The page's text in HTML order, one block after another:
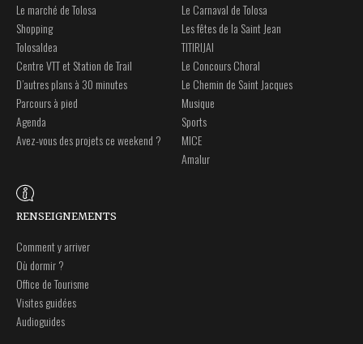
Le marché de Tolosa
Shopping
Tolosaldea
Centre VTT et Station de Trail
D’autres plans à 30 minutes
Parcours à pied
Agenda
Avez-vous des projets ce weekend ?
Le Carnaval de Tolosa
Les fêtes de la Saint Jean
TITIRIJAI
Le Concours Choral
Le Chemin de Saint Jacques
Musique
Sports
MICE
Amalur
RENSEIGNEMENTS
Comment y arriver
Où dormir ?
Office de Tourisme
Visites guidées
Audioguides